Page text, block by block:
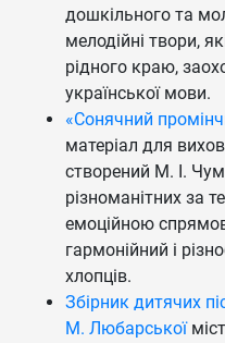
дошкільного та
мелодійні твори,
рідного краю,
української мови.
«Сонячний
матеріал для
створений М. І.
різноманітних за
емоційною
гармонійний і
хлопців.
Збірник дитячих
М. Любарської